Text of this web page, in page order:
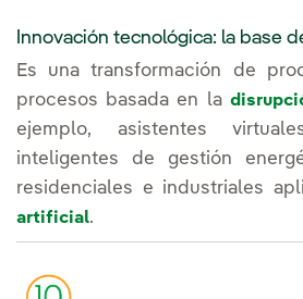
Innovación tecnológica: la base
Es una transformación de
procesos basada en la
ejemplo, asistentes
inteligentes de gestión
residenciales e industriales
artificial.